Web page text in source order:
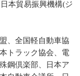
本貿易振興機構(ジ
、全国軽自動車協
トラック協会、電
鋼倶楽部、日本ア